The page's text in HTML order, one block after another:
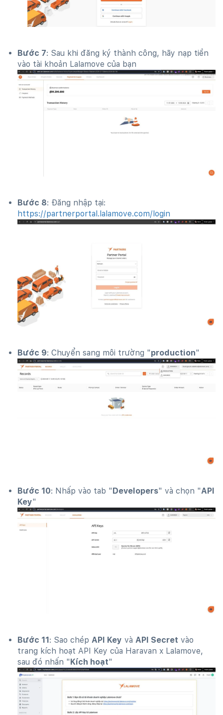
Bước 7: Sau khi đăng ký thành công, hãy nạp tiền
vào tài khoản Lalamove của bạn
Bước 8: Đăng nhập tại:
https://partnerportal.lalamove.com/login
Bước 9: Chuyển sang môi trường "production"
Bước 10: Nhấp vào tab "Developers" và chọn "API
Key"
Bước 11: Sao chép API Key và API Secret vào
trang kích hoạt API Key của Haravan x Lalamove,
sau đó nhấn "Kích hoạt"